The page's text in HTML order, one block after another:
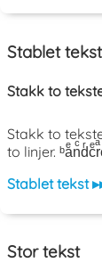
Stablet tekst
Stakk to
Stakk to
to linjer.
Stablet tekst
Stor tekst